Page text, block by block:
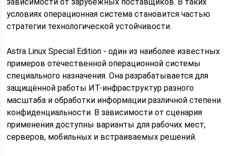
условиях операционная система становится частью
стратегии технологической устойчивости.
Astra Linux Special Edition - один из наиболее известных
примеров отечественной операционной системы
специального назначения. Она разрабатывается для
защищённой работы ИТ-инфраструктур разного
масштаба и обработки информации различной степени
конфиденциальности. В зависимости от сценария
применения доступны варианты для рабочих мест,
серверов, мобильных и встраиваемых решений.